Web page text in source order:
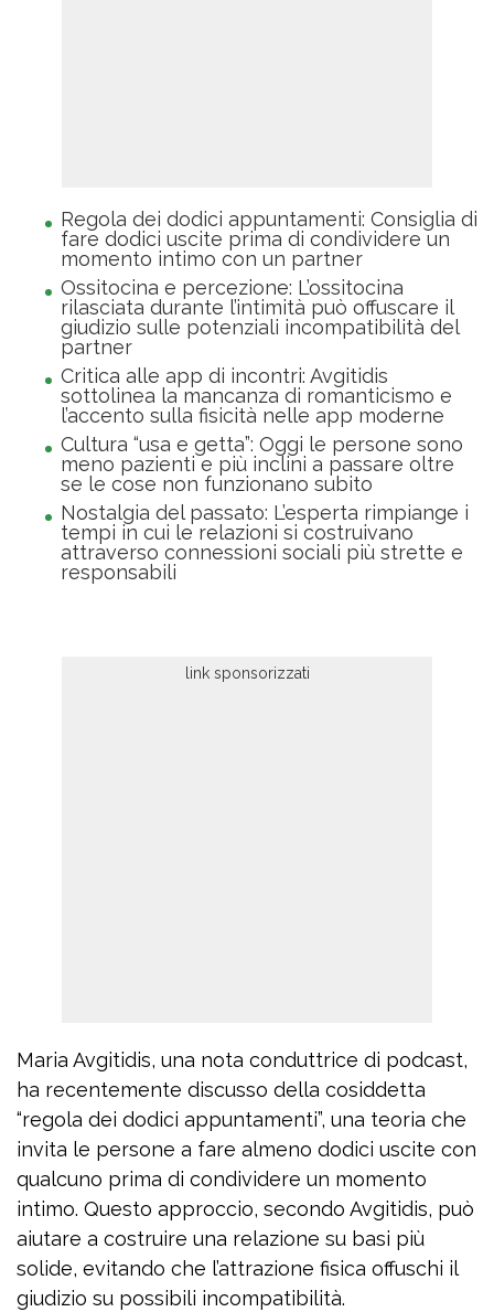
Regola dei dodici appuntamenti: Consiglia di
fare dodici uscite prima di condividere un
momento intimo con un partner
Ossitocina e percezione: L’ossitocina
rilasciata durante l’intimità può offuscare il
giudizio sulle potenziali incompatibilità del
partner
Critica alle app di incontri: Avgitidis
sottolinea la mancanza di romanticismo e
l’accento sulla fisicità nelle app moderne
Cultura “usa e getta”: Oggi le persone sono
meno pazienti e più inclini a passare oltre
se le cose non funzionano subito
Nostalgia del passato: L’esperta rimpiange i
tempi in cui le relazioni si costruivano
attraverso connessioni sociali più strette e
responsabili
Maria Avgitidis, una nota conduttrice di podcast,
ha recentemente discusso della cosiddetta
“regola dei dodici appuntamenti”, una teoria che
invita le persone a fare almeno dodici uscite con
qualcuno prima di condividere un momento
intimo. Questo approccio, secondo Avgitidis, può
aiutare a costruire una relazione su basi più
solide, evitando che l’attrazione fisica offuschi il
giudizio su possibili incompatibilità.